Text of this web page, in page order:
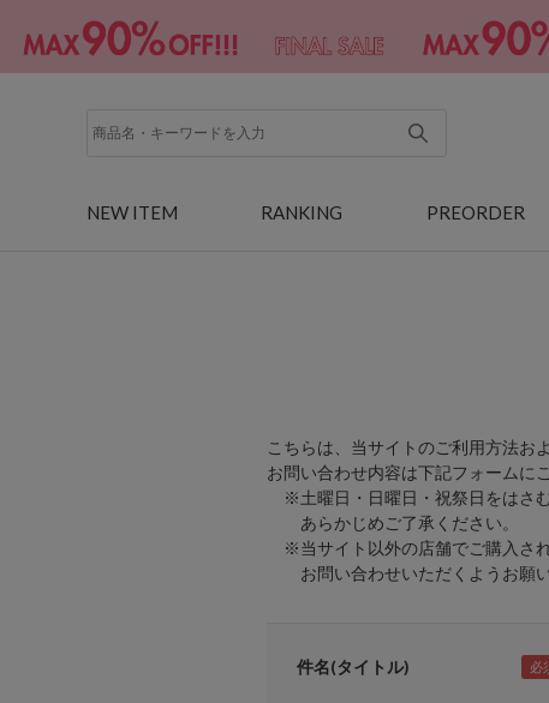
NEW ITEM RANKING PREORDER
こちらは、当サイトのご利用方法お
お問い合わせ内容は下記フォームに
※土曜日・日曜日・祝祭日をはさ
あらかじめご了承ください。
※当サイト以外の店舗でご購入さ
お問い合わせいただくようお願い
件名(タイトル)